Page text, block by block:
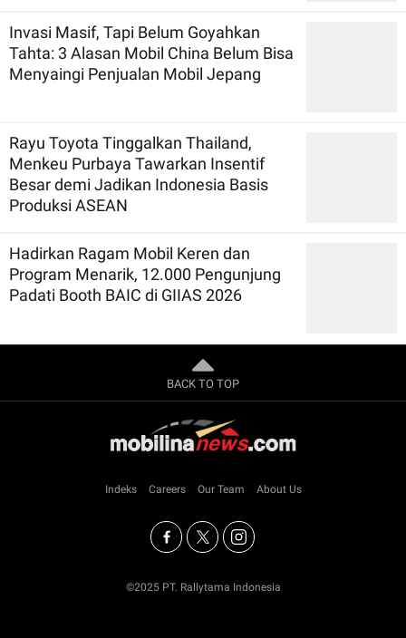
Invasi Masif, Tapi Belum Goyahkan
Tahta: 3 Alasan Mobil China Belum Bisa
Menyaingi Penjualan Mobil Jepang
Rayu Toyota Tinggalkan Thailand,
Menkeu Purbaya Tawarkan Insentif
Besar demi Jadikan Indonesia Basis
Produksi ASEAN
Hadirkan Ragam Mobil Keren dan
Program Menarik, 12.000 Pengunjung
Padati Booth BAIC di GIIAS 2026
BACK TO TOP
Indeks Careers Our Team About Us
©2025 PT. Rallytama Indonesia